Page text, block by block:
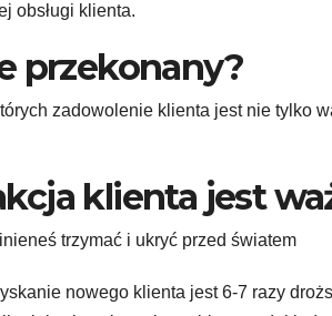
obsługi klienta.
przekonany?
zadowolenie klienta jest nie tylko
klienta jest
trzymać i ukryć przed światem
nowego klienta jest 6-7 razy
dla
budynku